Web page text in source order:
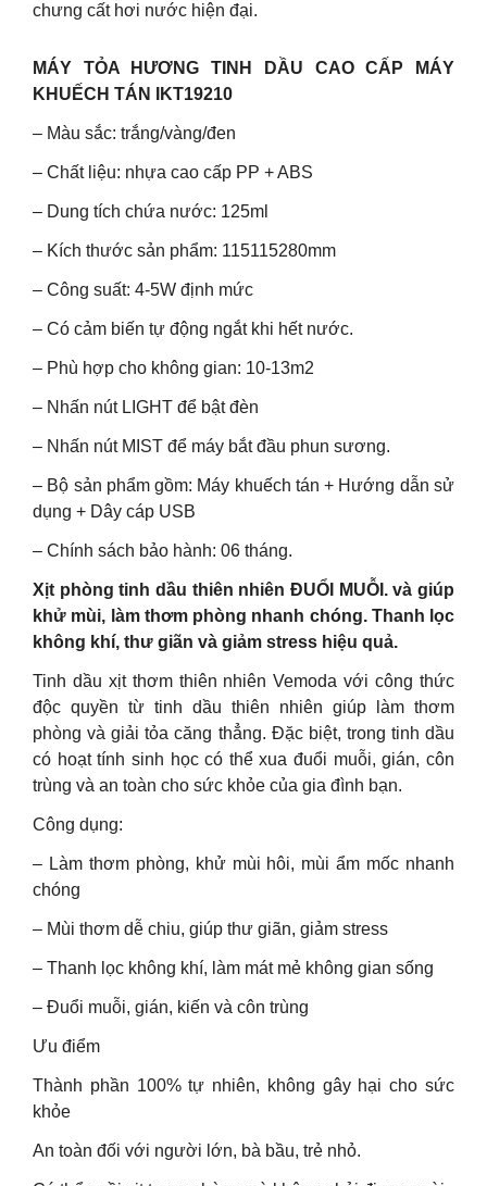
chưng cất hơi nước hiện đại.
MÁY TỎA HƯƠNG TINH DẦU CAO CẤP MÁY
KHUẾCH TÁN IKT19210
– Màu sắc: trắng/vàng/đen
– Chất liệu: nhựa cao cấp PP + ABS
– Dung tích chứa nước: 125ml
– Kích thước sản phẩm: 115115280mm
– Công suất: 4-5W định mức
– Có cảm biến tự động ngắt khi hết nước.
– Phù hợp cho không gian: 10-13m2
– Nhấn nút LIGHT để bật đèn
– Nhấn nút MIST để máy bắt đầu phun sương.
– Bộ sản phẩm gồm: Máy khuếch tán + Hướng dẫn sử
dụng + Dây cáp USB
– Chính sách bảo hành: 06 tháng.
Xịt phòng tinh dầu thiên nhiên ĐUỔI MUỖI. và giúp
khử mùi, làm thơm phòng nhanh chóng. Thanh lọc
không khí, thư giãn và giảm stress hiệu quả.
Tinh dầu xịt thơm thiên nhiên Vemoda với công thức
độc quyền từ tinh dầu thiên nhiên giúp làm thơm
phòng và giải tỏa căng thẳng. Đặc biệt, trong tinh dầu
có hoạt tính sinh học có thể xua đuổi muỗi, gián, côn
trùng và an toàn cho sức khỏe của gia đình bạn.
Công dụng:
– Làm thơm phòng, khử mùi hôi, mùi ẩm mốc nhanh
chóng
– Mùi thơm dễ chiu, giúp thư giãn, giảm stress
– Thanh lọc không khí, làm mát mẻ không gian sống
– Đuổi muỗi, gián, kiến và côn trùng
Ưu điểm
Thành phần 100% tự nhiên, không gây hại cho sức
khỏe
An toàn đối với người lớn, bà bầu, trẻ nhỏ.